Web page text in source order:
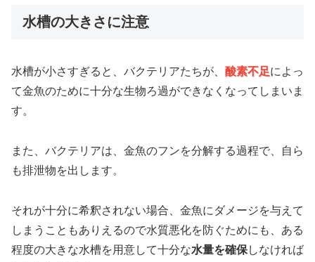
水槽の大きさに注意
水槽が小さすぎると、バクテリアたちが、 酸素不足によっ
て金魚のために十分な生物ろ過ができなくなってしまいま
す。
また、バクテリアは、金魚のフンを分解する過程で、自ら
も排泄物を出します。
それが十分に希釈されない場合、金魚にダメージを与えて
しまうこともありえるので水質悪化を防ぐためにも、ある
程度の大きな水槽を用意して十分な水量を確保しなければ